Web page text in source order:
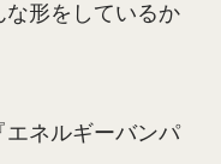
な形をしているか
エネルギーバンパ